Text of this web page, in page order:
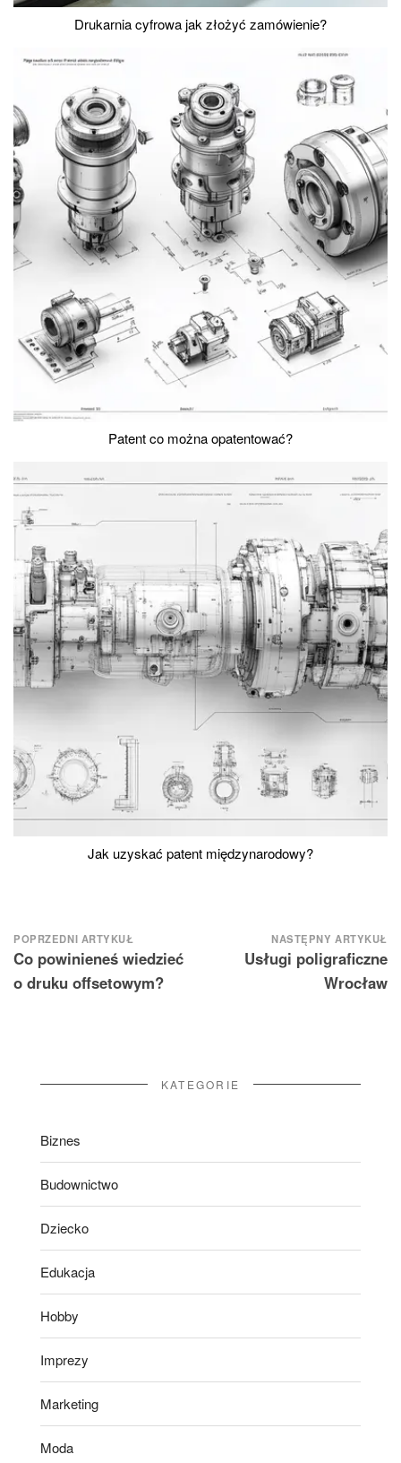
Drukarnia cyfrowa jak złożyć zamówienie?
Patent co można opatentować?
Jak uzyskać patent międzynarodowy?
Nawigacja
wpisu
POPRZEDNI ARTYKUŁ
Co powinieneś wiedzieć
o druku offsetowym?
NASTĘPNY ARTYKUŁ
Usługi poligraficzne
Wrocław
KATEGORIE
Biznes
Budownictwo
Dziecko
Edukacja
Hobby
Imprezy
Marketing
Moda